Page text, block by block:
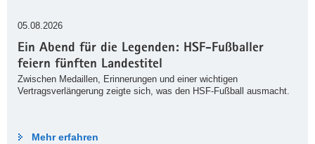
05.08.2026
Ein Abend für die Legenden: HSF-Fußballer
feiern fünften Landestitel
Zwischen Medaillen, Erinnerungen und einer wichtigen
Vertragsverlängerung zeigte sich, was den HSF-Fußball ausmacht.
Mehr erfahren